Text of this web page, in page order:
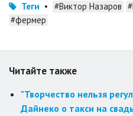
Теги • #Виктор Назаров
#фермер
Читайте также
"Творчество нельзя
Дайнеко о такси на